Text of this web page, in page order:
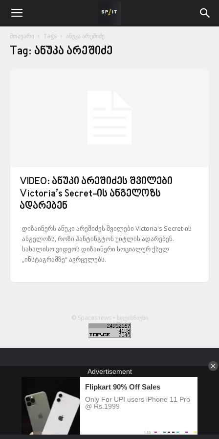
მთავარი Tags ანუკა არეშიძე
Tag: ანუკა არეშიძე
VIDEO: ანუკი არეშიძეს შვილები
Victoria’s Secret-ის ანგელოზს
ადარებენ
დიზაინერს ანუკი არეშიძეს შვილები Victoria's Secret-ის
ანგელოზს, როზი ჰანტინგტონ უიტლის ადარებენ.
სახალისო ვიდეოს დიზაინერი სოციალურ ქსელ
„ინსტაგრამზე“ ავრცელებს.
© Spacesnews • სფეისნიუსი